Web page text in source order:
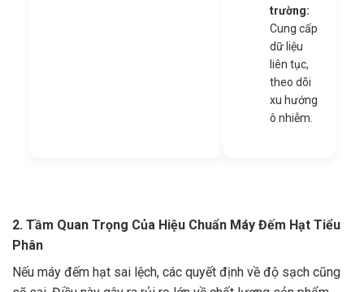
trường:
Cung cấp
dữ liệu
liên tục,
theo dõi
xu hướng
ô nhiễm.
2. Tầm Quan Trọng Của Hiệu Chuẩn Máy Đếm Hạt Tiểu
Phân
Nếu máy đếm hạt sai lệch, các quyết định về độ sạch cũng